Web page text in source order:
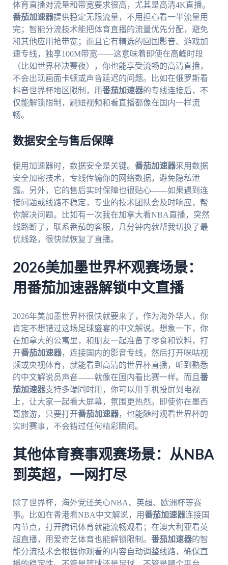
体育直播对流量和带宽要求很高，尤其是高清4K直播。
番茄加速器提供稳定无限流量，不用担心看一半流量用
完；智能分流技术能把体育直播的流量优先分配，避免
和其他应用抢带宽；而且它有精选的回国影音、游戏加
速专线，独享100M带宽——这意味着即使在高峰时段
（比如世界杯决赛夜），你也能享受流畅的高清直播，
不会出现画面卡顿或声音延迟的问题。比如在俄罗斯看
抖音世界杯地区限制，用番茄加速器的专线连接后，不
仅能解锁限制，刷短视频和看直播都像在国内一样流
畅。
数据安全与售后保障
使用加速器时，数据安全是关键。 番茄加速器采用数据
安全加密技术，专线传输你的网络数据，避免隐私泄
露。另外，它的售后实时保障也很贴心——如果遇到连
接问题或线路不稳定，专业的技术团队会及时响应，帮
你解决问题。比如有一次我在加拿大看NBA直播，突然
线路断了，联系番茄的客服，几分钟内就帮我切换了最
优线路，很快就恢复了直播。
2026美加墨世界杯观赛场景：
用番茄加速器解锁中文直播
2026年美加墨世界杯很快就要来了，作为海外华人，你
肯定不想错过这场足球盛宴的中文解说。想象一下，你
在加拿大的公寓里，和朋友一起准备了零食和饮料，打
开番茄加速器，连接国内的影音专线，然后打开咪咕视
频或央视体育，就能看到高清的世界杯直播，听到熟悉
的中文解说员声音——就像在国内看比赛一样。而且 番
茄加速器支持多端同时用，你可以用手机投屏到电视
上，让大家一起看大屏幕，氛围更热烈。即使你在墨西
哥旅游，只要打开番茄加速器，也能随时观看世界杯的
实时赛事，不会错过任何精彩瞬间。
其他体育赛事观赛场景：从NBA
到英超，一网打尽
除了世界杯，海外党还关心NBA、英超、欧洲杯等赛
事。比如在香港看NBA中文解说，用番茄加速器连接国
内节点，打开腾讯体育就能流畅观看；在澳大利亚看英
超直播，用爱奇艺体育也能解锁限制。 番茄加速器的智
能分流技术会根据你观看的内容自动调整线路，确保直